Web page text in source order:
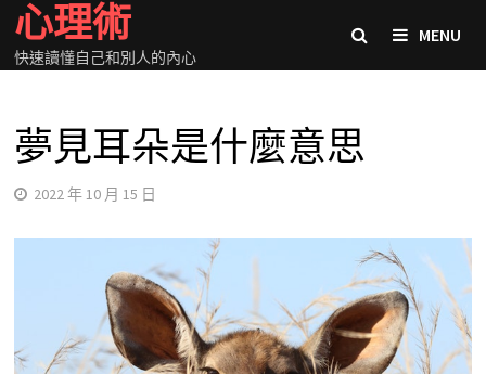
Skip
content
心理術
快速讀懂自己和別人的內心
MENU
夢見耳朵是什麼意思
2022 年 10 月 15 日